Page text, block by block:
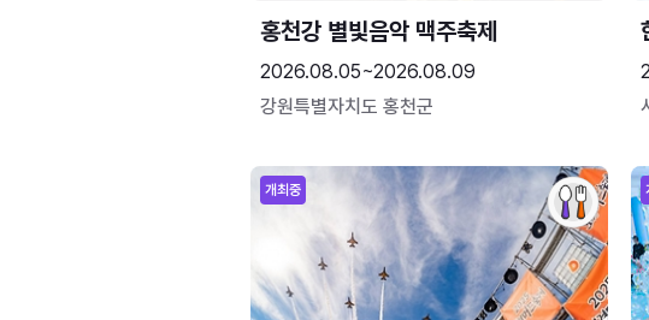
홍천강 별빛음악 맥주축제
2026.08.05~2026.08.09
강원특별자치도 홍천군
개최중